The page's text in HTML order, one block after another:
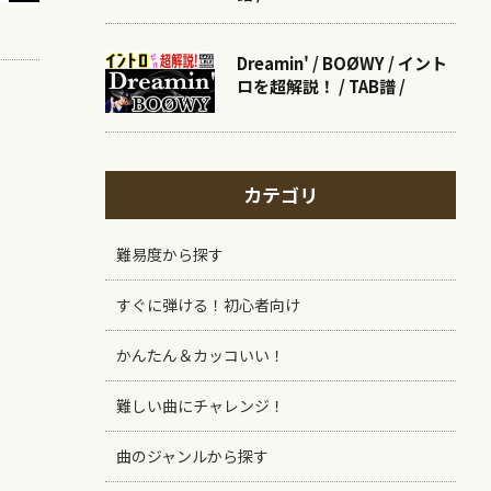
Dreamin' / BOØWY / イント
ロを超解説！ / TAB譜 /
カテゴリ
難易度から探す
すぐに弾ける！初心者向け
かんたん＆カッコいい！
難しい曲にチャレンジ！
曲のジャンルから探す